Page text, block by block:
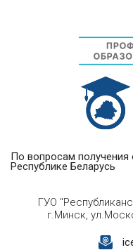
По вопросам
Республике Беларусь
ГУО
г.Минск,